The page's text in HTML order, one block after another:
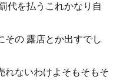
代を払うこれかなり自
その 露店とか出すでし
れないわけよそもそもそ